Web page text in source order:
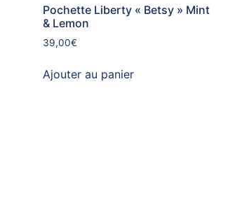
Pochette Liberty « Betsy » Mint
& Lemon
39,00€
Ajouter au panier